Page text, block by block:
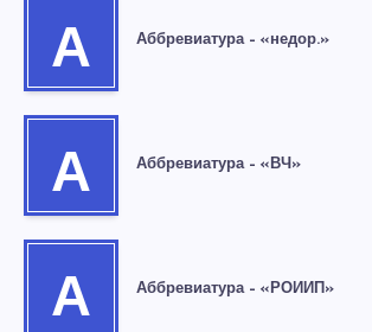
А Аббревиатура – «недор.»
А Аббревиатура – «ВЧ»
А Аббревиатура – «РОИИП»